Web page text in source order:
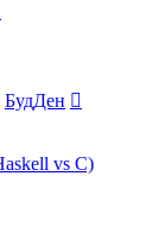
БудДен
vs C)